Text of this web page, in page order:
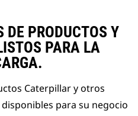
DE PRODUCTOS Y
PARA LA
Caterpillar y otros
para su negocio